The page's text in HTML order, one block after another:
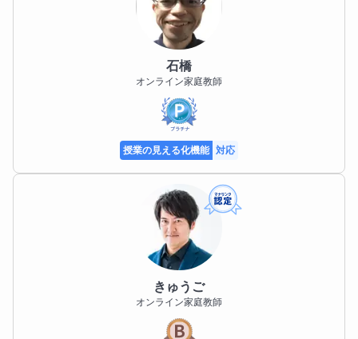
石橋
オンライン家庭教師
授業の見える化機能 対応
きゅうご
オンライン家庭教師